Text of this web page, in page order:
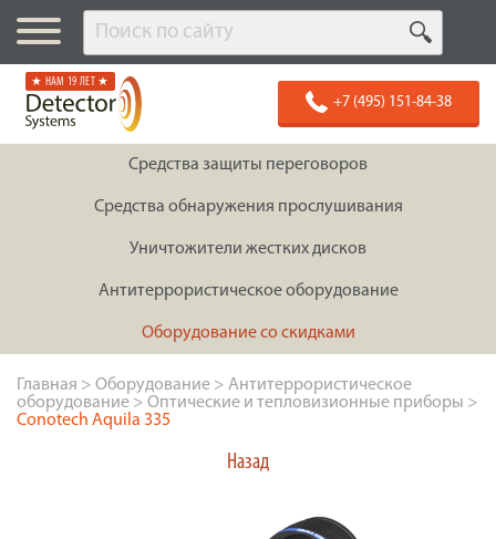
★ НАМ 19 ЛЕТ ★
+7 (495) 151-84-38
Средства защиты переговоров
Средства обнаружения прослушивания
Уничтожители жестких дисков
Антитеррористическое оборудование
Оборудование со скидками
Главная > Оборудование > Антитеррористическое
оборудование > Оптические и тепловизионные приборы >
Conotech Aquila 335
Назад